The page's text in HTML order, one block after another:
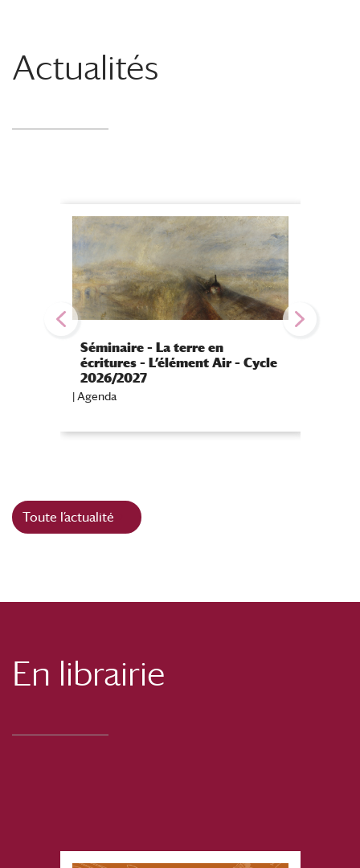
Actualités
Séminaire – La terre en
écritures – L’élément Air – Cycle
2026/2027
| Agenda
Toute l’actualité
En librairie